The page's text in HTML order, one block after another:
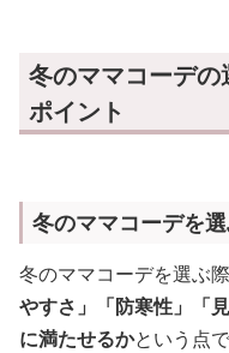
冬のママコーデ
ポイント
冬のママコーデを
冬のママコーデを選ぶ
やすさ」「防寒性」「
に満たせるかという点で